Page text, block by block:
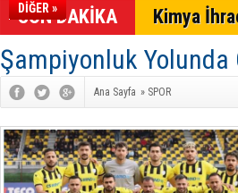
DİĞER »
SON DAKİKA Kimya
Şampiyonluk Yolunda
Ana Sayfa » SPOR